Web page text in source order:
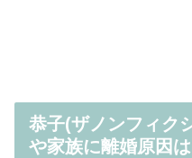
恭子(ザノンフィク
や家族に離婚原因